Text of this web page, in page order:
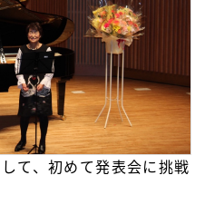
て、初めて発表会に挑戦